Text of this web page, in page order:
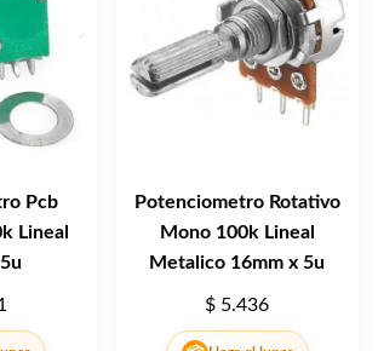
Pcb
Lineal
Potenciometro Rotativo
Mono 100k Lineal
Metalico 16mm x 5u
$ 5.436